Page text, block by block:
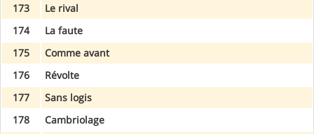
173
Le rival
174
La faute
175
Comme avant
176
Révolte
177
Sans logis
178
Cambriolage